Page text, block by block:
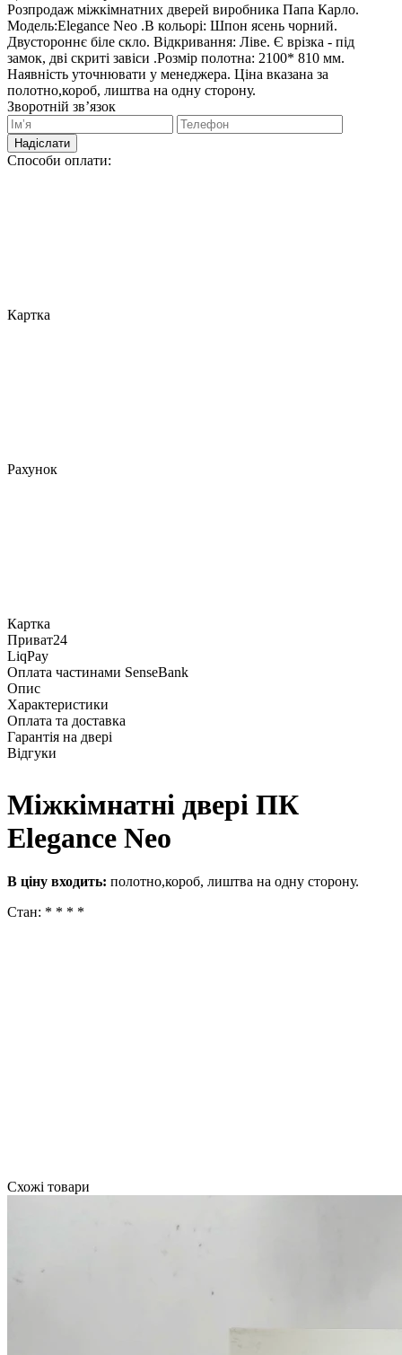
Розпродаж міжкімнатних дверей виробника Папа Карло.
Модель:Elegance Neo .В кольорі: Шпон ясень чорний.
Двустороннє біле скло. Відкривання: Ліве. Є врізка - під
замок, дві скриті завіси .Розмір полотна: 2100* 810 мм.
Наявність уточнювати у менеджера. Ціна вказана за
полотно,короб, лиштва на одну сторону.
Зворотній зв’язок
Надіслати
Способи оплати:
Картка
Рахунок
Картка
Приват24
LiqPay
Оплата частинами SenseBank
Опис
Характеристики
Оплата та доставка
Гарантія на двері
Відгуки
Міжкімнатні двері ПК
Elegance Neo
В ціну входить: полотно,короб, лиштва на одну сторону.
Стан: * * * *
Схожі товари